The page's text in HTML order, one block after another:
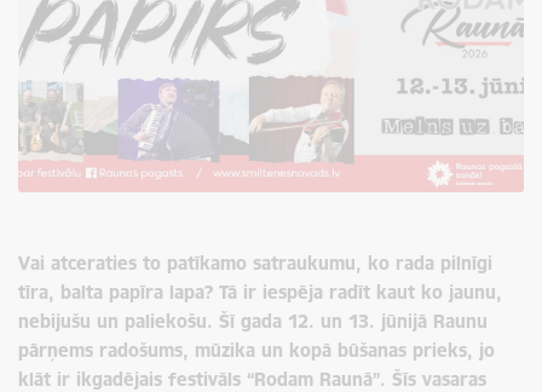
Vai atceraties to patīkamo satraukumu, ko rada pilnīgi
tīra, balta papīra lapa? Tā ir iespēja radīt kaut ko jaunu,
nebijušu un paliekošu. Šī gada 12. un 13. jūnijā Raunu
pārņems radošums, mūzika un kopā būšanas prieks, jo
klāt ir ikgadējais festivāls “Rodam Raunā”. Šīs vasaras